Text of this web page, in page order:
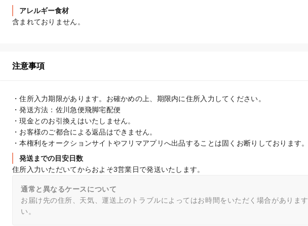
アレルギー食材
含まれておりません。
注意事項
・住所入力期限があります。お確かめの上、期限内に住所入力してください。
・発送方法：佐川急便飛脚宅配便
・現金とのお引換えはいたしません。
・お客様のご都合による返品はできません。
・本権利をオークションサイトやフリマアプリへ出品することは固くお断りしております。
発送までの目安日数
住所入力いただいてからおよそ3営業日で発送いたします。
通常と異なるケースについて
お届け先の住所、天気、運送上のトラブルによってはお時間をいただく場合がありま
い。